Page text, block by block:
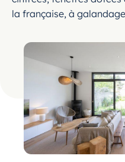
la française, à